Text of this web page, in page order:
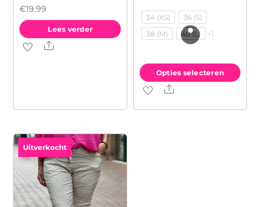
€19.99
Lees verder
Share
34 (XS)
36 (S)
38 (M)
40 (L) +1
Opties selecteren
Dit
Share
Uitverkocht